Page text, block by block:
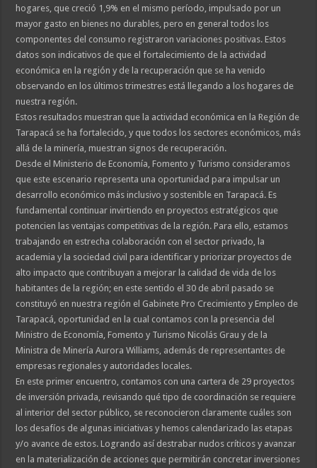
hogares, que creció 1,9% en el mismo período, impulsado por un
mayor gasto en bienes no durables, pero en general todos los
componentes del consumo registraron variaciones positivas. Estos
datos son indicativos de que el fortalecimiento de la actividad
económica en la región y de la recuperación que se ha venido
observando en los últimos trimestres está llegando a los hogares de
nuestra región.
Estos resultados muestran que la actividad económica en la Región de
Tarapacá se ha fortalecido, y que todos los sectores económicos, más
allá de la minería, muestran signos de recuperación.
Desde el Ministerio de Economía, Fomento y Turismo consideramos
que este escenario representa una oportunidad para impulsar un
desarrollo económico más inclusivo y sostenible en Tarapacá. Es
fundamental continuar invirtiendo en proyectos estratégicos que
potencien las ventajas competitivas de la región. Para ello, estamos
trabajando en estrecha colaboración con el sector privado, la
academia y la sociedad civil para identificar y priorizar proyectos de
alto impacto que contribuyan a mejorar la calidad de vida de los
habitantes de la región; en este sentido el 30 de abril pasado se
constituyó en nuestra región el Gabinete Pro Crecimiento y Empleo de
Tarapacá, oportunidad en la cual contamos con la presencia del
Ministro de Economía, Fomento y Turismo Nicolás Grau y de la
Ministra de Minería Aurora Williams, además de representantes de
empresas regionales y autoridades locales.
En este primer encuentro, contamos con una cartera de 29 proyectos
de inversión privada, revisando qué tipo de coordinación se requiere
al interior del sector público, se reconocieron claramente cuáles son
los desafíos de algunas iniciativas y hemos calendarizado las etapas
y/o avance de estos. Logrando así destrabar nudos críticos y avanzar
en la materialización de acciones que permitirán concretar inversiones